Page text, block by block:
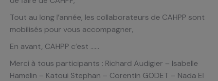
Tout au long l’année, les collaborateurs de CAHPP sont
mobilisés pour vous accompagner,
En avant, CAHPP c’est ……
Merci à tous participants : Richard Audigier – Isabelle
Hamelin – Katoui Stephan – Corentin GODET – Nada El